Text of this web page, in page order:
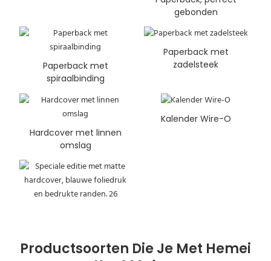
gebonden
Paperback met
spiraalbinding
Paperback met
zadelsteek
Hardcover met linnen
omslag
Kalender Wire-O
Productsoorten Die Je Met Hemei